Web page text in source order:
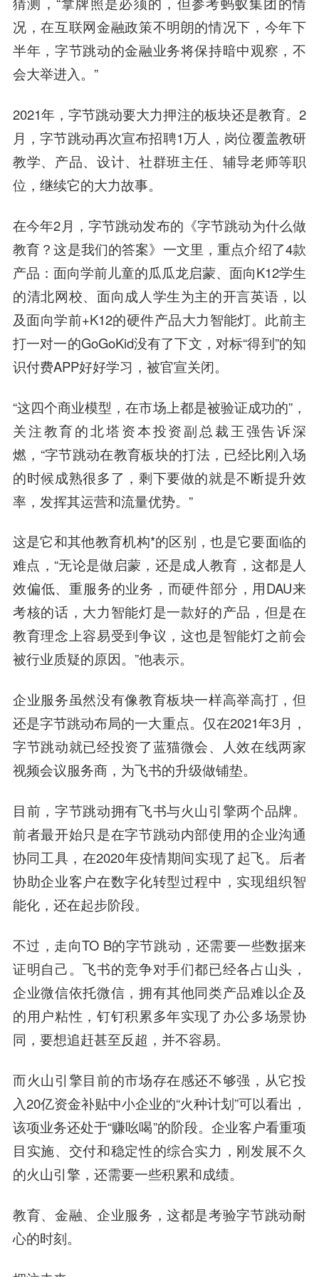
况，在互联网金融政策不明朗的情况下，今年下
半年，字节跳动的金融业务将保持暗中观察，不
会大举进入。”
2021年，字节跳动要大力押注的板块还是教育。2
月，字节跳动再次宣布招聘1万人，岗位覆盖教研
教学、产品、设计、社群班主任、辅导老师等职
位，继续它的大力故事。
在今年2月，字节跳动发布的《字节跳动为什么做
教育？这是我们的答案》一文里，重点介绍了4款
产品：面向学前儿童的瓜瓜龙启蒙、面向K12学生
的清北网校、面向成人学生为主的开言英语，以
及面向学前+K12的硬件产品大力智能灯。此前主
打一对一的GoGoKid没有了下文，对标“得到”的知
识付费APP好好学习，被官宣关闭。
“这四个商业模型，在市场上都是被验证成功的”，
关注教育的北塔资本投资副总裁王强告诉深
燃，“字节跳动在教育板块的打法，已经比刚入场
的时候成熟很多了，剩下要做的就是不断提升效
率，发挥其运营和流量优势。”
这是它和其他教育机构*的区别，也是它要面临的
难点，“无论是做启蒙，还是成人教育，这都是人
效偏低、重服务的业务，而硬件部分，用DAU来
考核的话，大力智能灯是一款好的产品，但是在
教育理念上容易受到争议，这也是智能灯之前会
被行业质疑的原因。”他表示。
企业服务虽然没有像教育板块一样高举高打，但
还是字节跳动布局的一大重点。仅在2021年3月，
字节跳动就已经投资了蓝猫微会、人效在线两家
视频会议服务商，为飞书的升级做铺垫。
目前，字节跳动拥有飞书与火山引擎两个品牌。
前者最开始只是在字节跳动内部使用的企业沟通
协同工具，在2020年疫情期间实现了起飞。后者
协助企业客户在数字化转型过程中，实现组织智
能化，还在起步阶段。
不过，走向TO B的字节跳动，还需要一些数据来
证明自己。飞书的竞争对手们都已经各占山头，
企业微信依托微信，拥有其他同类产品难以企及
的用户粘性，钉钉积累多年实现了办公多场景协
同，要想追赶甚至反超，并不容易。
而火山引擎目前的市场存在感还不够强，从它投
入20亿资金补贴中小企业的“火种计划”可以看出，
该项业务还处于“赚吆喝”的阶段。企业客户看重项
目实施、交付和稳定性的综合实力，刚发展不久
的火山引擎，还需要一些积累和成绩。
教育、金融、企业服务，这都是考验字节跳动耐
心的时刻。